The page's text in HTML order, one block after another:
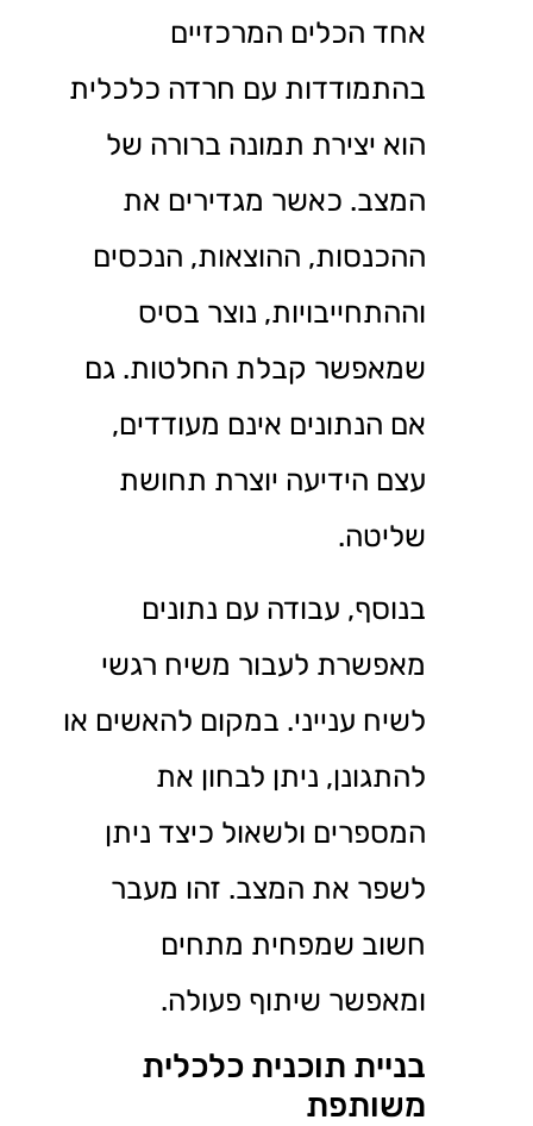
אחד הכלים המרכזיים
בהתמודדות עם חרדה כלכלית
הוא יצירת תמונה ברורה של
המצב. כאשר מגדירים את
ההכנסות, ההוצאות, הנכסים
וההתחייבויות, נוצר בסיס
שמאפשר קבלת החלטות. גם
אם הנתונים אינם מעודדים,
עצם הידיעה יוצרת תחושת
שליטה.
בנוסף, עבודה עם נתונים
מאפשרת לעבור משיח רגשי
לשיח ענייני. במקום להאשים או
להתגונן, ניתן לבחון את
המספרים ולשאול כיצד ניתן
לשפר את המצב. זהו מעבר
חשוב שמפחית מתחים
ומאפשר שיתוף פעולה.
בניית תוכנית כלכלית
משותפת